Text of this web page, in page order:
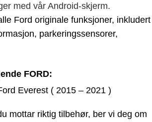
med vår Android-skjerm.
Ford originale funksjoner, inkludert
parkeringssensorer,
FORD:
Everest ( 2015 – 2021 )
mottar riktig tilbehør, ber vi deg om